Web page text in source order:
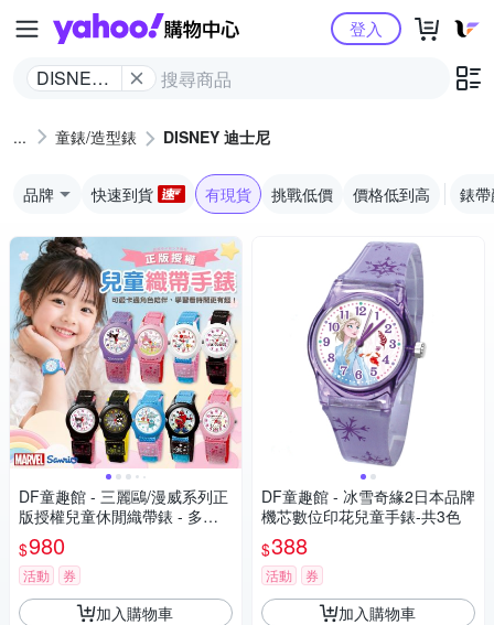
Yahoo購物中心
DISNEY
登入
童錶/造型錶 DISNEY 迪士尼
品牌 快速到貨 有現貨 挑戰低價 價格低到高 錶
DF童趣館 - 三麗鷗/漫威系列正
版授權兒童休閒織帶錶 - 多款
可選
$980
活動 券
加入購物車
DF童趣館 - 冰雪奇緣2日本品牌
機芯數位印花兒童手錶-共3色
$388
活動 券
加入購物車